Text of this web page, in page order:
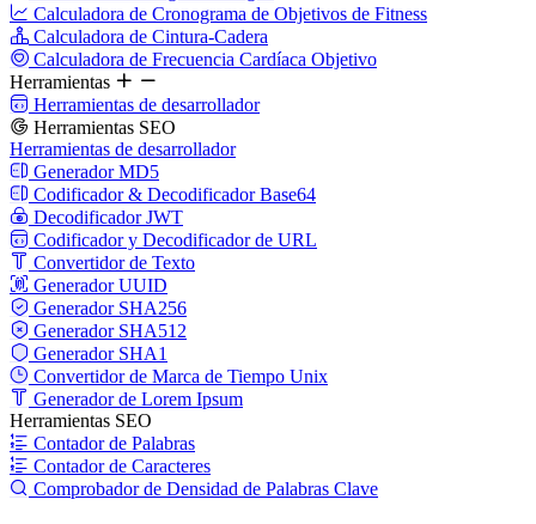
Calculadora de Cronograma de Objetivos de Fitness
Calculadora de Cintura-Cadera
Calculadora de Frecuencia Cardíaca Objetivo
Herramientas
Herramientas de desarrollador
Herramientas SEO
Herramientas de desarrollador
Generador MD5
Codificador & Decodificador Base64
Decodificador JWT
Codificador y Decodificador de URL
Convertidor de Texto
Generador UUID
Generador SHA256
Generador SHA512
Generador SHA1
Convertidor de Marca de Tiempo Unix
Generador de Lorem Ipsum
Herramientas SEO
Contador de Palabras
Contador de Caracteres
Comprobador de Densidad de Palabras Clave